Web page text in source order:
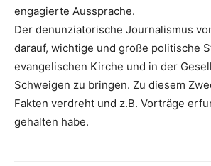
engagierte Aussprache.
Der denunziatorische Journalismus
darauf, wichtige und große politische
evangelischen Kirche und in der
Schweigen zu bringen. Zu diesem
Fakten verdreht und z.B. Vorträge
gehalten habe.